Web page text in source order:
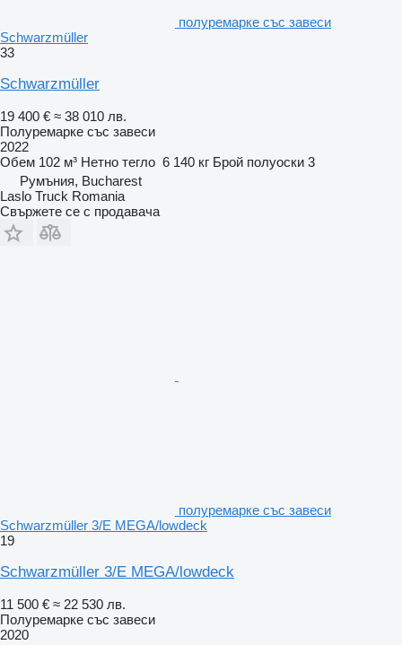
полуремарке със завеси
Schwarzmüller
33
Schwarzmüller
19 400 € ≈ 38 010 лв.
Полуремарке със завеси
2022
Обем 102 м³ Нетно тегло 6 140 кг Брой полуоски 3
Румъния, Bucharest
Laslo Truck Romania
Свържете се с продавача
полуремарке със завеси
Schwarzmüller 3/E MEGA/lowdeck
19
Schwarzmüller 3/E MEGA/lowdeck
11 500 € ≈ 22 530 лв.
Полуремарке със завеси
2020